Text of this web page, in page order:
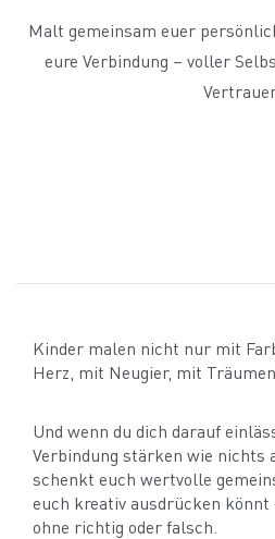
Malt gemeinsam euer
eure Verbindung – voller
Kinder malen nicht nur mit
Herz, mit Neugier, mit Träumen.
Und wenn du dich darauf
Verbindung stärken wie nichts
schenkt euch wertvolle
euch kreativ ausdrücken könnt
ohne richtig oder falsch.